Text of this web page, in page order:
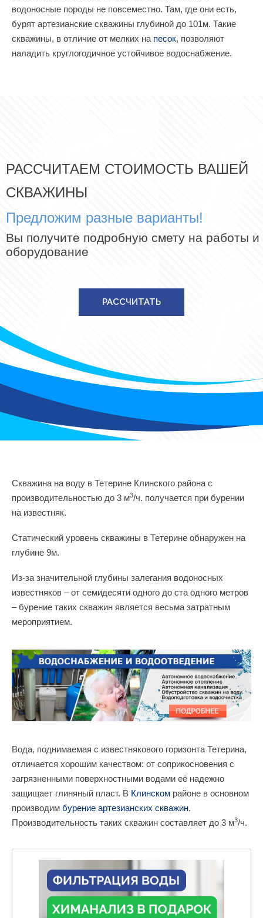
водоносные породы не повсеместно. Там, где они есть,
бурят артезианские скважины глубиной до 101м. Такие
скважины, в отличие от мелких на песок, позволяют
наладить круглогодичное устойчивое водоснабжение.
РАССЧИТАЕМ СТОИМОСТЬ ВАШЕЙ
СКВАЖИНЫ
Предложим разные варианты!
Вы получите подробную смету на работы и
оборудование
РАССЧИТАТЬ
Скважина на воду в Тетерине Клинского района с
производительностью до 3 м3/ч. получается при бурении
на известняк.
Статический уровень скважины в Тетерине обнаружен на
глубине 9м.
Из-за значительной глубины залегания водоносных
известняков – от семидесяти одного до ста одного метров
– бурение таких скважин является весьма затратным
мероприятием.
Вода, поднимаемая с известнякового горизонта Тетерина,
отличается хорошим качеством: от соприкосновения с
загрязненными поверхностными водами её надежно
защищает глиняный пласт. В Клинском районе в основном
производим бурение артезианских скважин.
Производительность таких скважин составляет до 3 м3/ч.